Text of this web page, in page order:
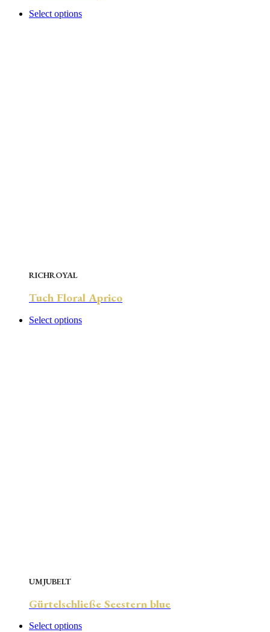
Select options
RICHROYAL
Tuch Floral Aprico
Select options
UMJUBELT
Gürtelschließe Seestern blue
Select options